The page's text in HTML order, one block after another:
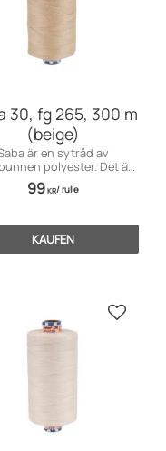
30, fg 265, 300 m
(beige)
är en sytråd av
polyester. Det är
tålig tråd som passar till
användningsområden
möbler och sänga
99KR/rulle
KAUFEN
hinzufügen Zu